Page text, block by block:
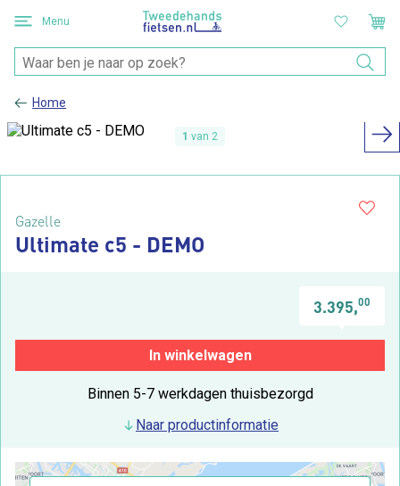
Menu
Home
1 van 2
Gazelle
Ultimate c5 - DEMO
3.395,00
In winkelwagen
Binnen 5-7 werkdagen thuisbezorgd
Naar productinformatie